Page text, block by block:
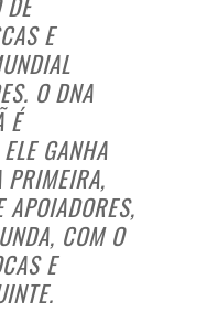
E
O DNA
É
GANHA
PRIMEIRA,
COM O
E